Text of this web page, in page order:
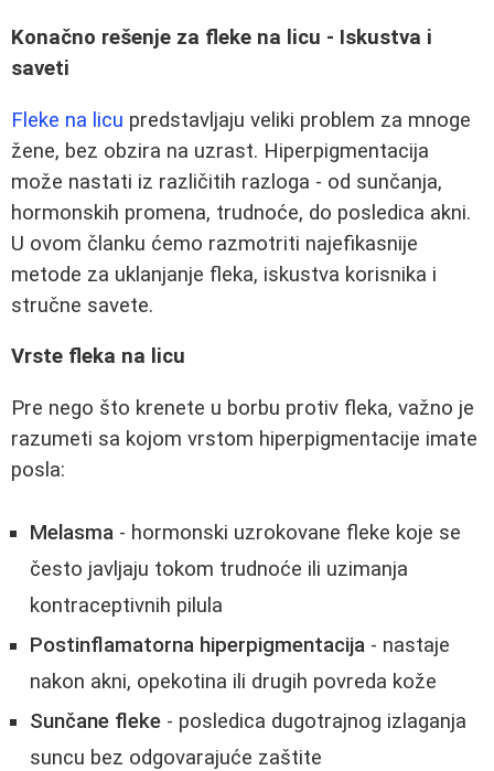
Konačno rešenje za fleke na licu - Iskustva i
saveti
Fleke na licu predstavljaju veliki problem za mnoge
žene, bez obzira na uzrast. Hiperpigmentacija
može nastati iz različitih razloga - od sunčanja,
hormonskih promena, trudnoće, do posledica akni.
U ovom članku ćemo razmotriti najefikasnije
metode za uklanjanje fleka, iskustva korisnika i
stručne savete.
Vrste fleka na licu
Pre nego što krenete u borbu protiv fleka, važno je
razumeti sa kojom vrstom hiperpigmentacije imate
posla:
Melasma - hormonski uzrokovane fleke koje se
često javljaju tokom trudnoće ili uzimanja
kontraceptivnih pilula
Postinflamatorna hiperpigmentacija - nastaje
nakon akni, opekotina ili drugih povreda kože
Sunčane fleke - posledica dugotrajnog izlaganja
suncu bez odgovarajuće zaštite